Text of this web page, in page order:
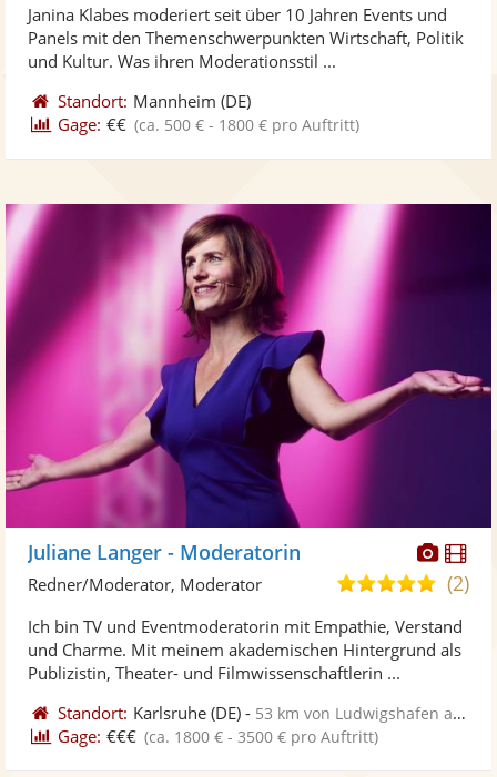
Fotos
5
Janina Klabes moderiert seit über 10 Jahren Events und
Panels mit den Themenschwerpunkten Wirtschaft, Politik
und Kultur. Was ihren Moderationsstil ...
Standort: Mannheim (DE)
Gage: €€ (ca. 500 € - 1800 € pro Auftritt)
Fotos
Juliane Langer - Moderatorin
4,9
5
(2)
Redner/Moderator, Moderator
Ich bin TV und Eventmoderatorin mit Empathie, Verstand
und Charme. Mit meinem akademischen Hintergrund als
Publizistin, Theater- und Filmwissenschaftlerin ...
Standort: Karlsruhe (DE) - 53 km von Ludwigshafen am Rhein
Gage: €€€ (ca. 1800 € - 3500 € pro Auftritt)